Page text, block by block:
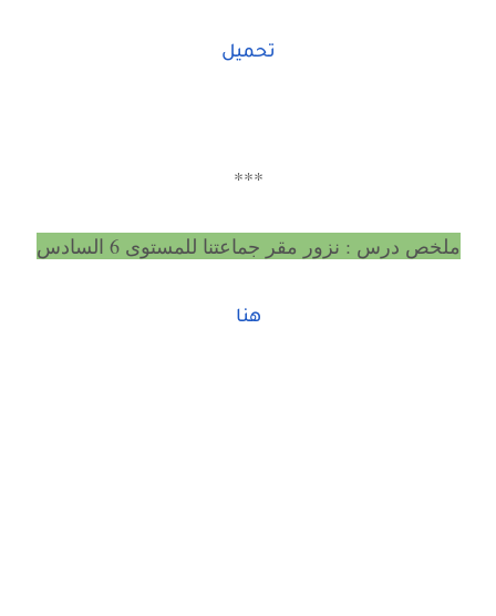
تحميل
***
ملخص درس : نزور مقر جماعتنا للمستوى 6 السادس
هنا